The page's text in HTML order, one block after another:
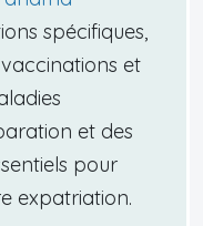
spécifiques,
et
et des
pour
expatriation.